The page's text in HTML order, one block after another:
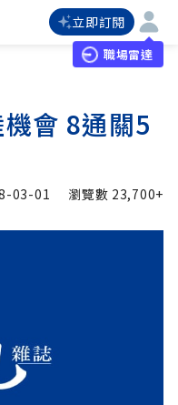
立即訂閱
職場雷達
會 8通關5
03-01 瀏覽數 23,700+